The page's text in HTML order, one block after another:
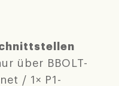
über BBOLT-
/ 1× P1-